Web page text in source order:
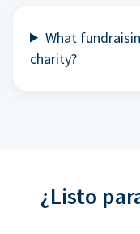
What
charity?
¿Listo